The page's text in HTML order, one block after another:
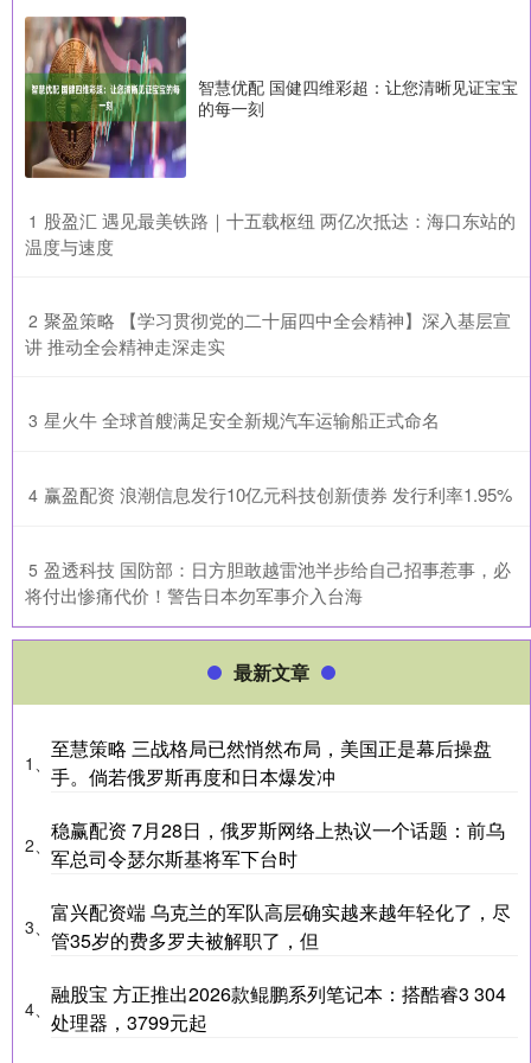
智慧优配 国健四维彩超：让您清晰见证宝宝
的每一刻
1 ​股盈汇 遇见最美铁路｜十五载枢纽 两亿次抵达：海口东站的
温度与速度
2 ​聚盈策略 【学习贯彻党的二十届四中全会精神】深入基层宣
讲 推动全会精神走深走实
3 ​星火牛 全球首艘满足安全新规汽车运输船正式命名
4 ​赢盈配资 浪潮信息发行10亿元科技创新债券 发行利率1.95%
5 ​盈透科技 国防部：日方胆敢越雷池半步给自己招事惹事，必
将付出惨痛代价！警告日本勿军事介入台海
最新文章
1、
至慧策略 三战格局已然悄然布局，美国正是幕后操盘
手。倘若俄罗斯再度和日本爆发冲
2、
稳赢配资 7月28日，俄罗斯网络上热议一个话题：前乌
军总司令瑟尔斯基将军下台时
3、
富兴配资端 乌克兰的军队高层确实越来越年轻化了，尽
管35岁的费多罗夫被解职了，但
4、
融股宝 方正推出2026款鲲鹏系列笔记本：搭酷睿3 304
处理器，3799元起